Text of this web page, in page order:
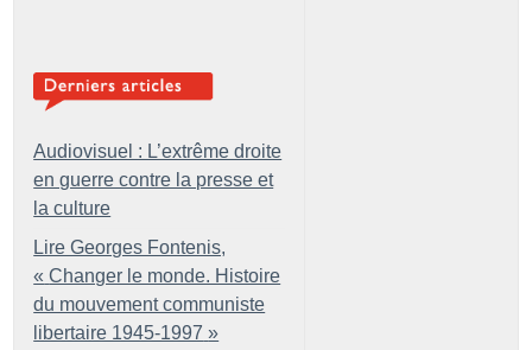
Audiovisuel : L’extrême droite
en guerre contre la presse et
la culture
Lire Georges Fontenis,
« Changer le monde. Histoire
du mouvement communiste
libertaire 1945-1997 »